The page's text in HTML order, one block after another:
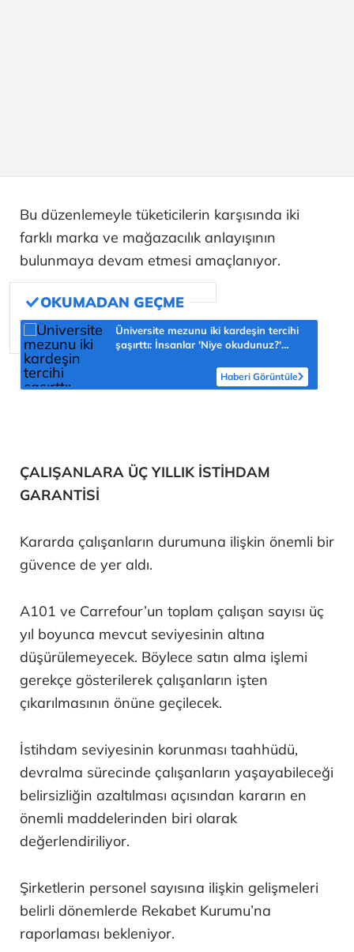
Bu düzenlemeyle tüketicilerin karşısında iki
farklı marka ve mağazacılık anlayışının
bulunmaya devam etmesi amaçlanıyor.
Üniversite mezunu iki kardeşin tercihi
şaşırttı: İnsanlar 'Niye okudunuz?'
Haberi Görüntüle
ÇALIŞANLARA ÜÇ YILLIK İSTİHDAM
GARANTİSİ
Kararda çalışanların durumuna ilişkin önemli bir
güvence de yer aldı.
A101 ve Carrefour’un toplam çalışan sayısı üç
yıl boyunca mevcut seviyesinin altına
düşürülemeyecek. Böylece satın alma işlemi
gerekçe gösterilerek çalışanların işten
çıkarılmasının önüne geçilecek.
İstihdam seviyesinin korunması taahhüdü,
devralma sürecinde çalışanların yaşayabileceği
belirsizliğin azaltılması açısından kararın en
önemli maddelerinden biri olarak
değerlendiriliyor.
Şirketlerin personel sayısına ilişkin gelişmeleri
belirli dönemlerde Rekabet Kurumu’na
raporlaması bekleniyor.